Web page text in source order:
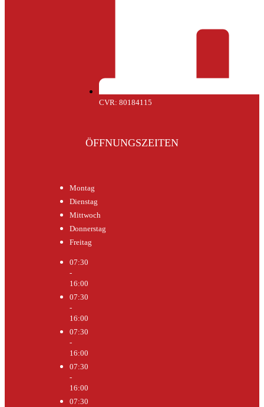
CVR: 80184115
ÖFFNUNGSZEITEN
Montag
Dienstag
Mittwoch
Donnerstag
Freitag
07:30
-
16:00
07:30
-
16:00
07:30
-
16:00
07:30
-
16:00
07:30